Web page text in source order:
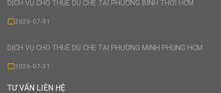
DỊCH VỤ CHO THUÊ DÙ CHE TẠI PHƯỜNG BÌNH THỚI HCM
2026-07-31
DỊCH VỤ CHO THUÊ DÙ CHE TẠI PHƯỜNG MINH PHỤNG HCM
2026-07-31
TƯ VẤN LIÊN HỆ